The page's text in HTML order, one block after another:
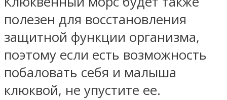
полезен для восстановления
защитной функции организма,
поэтому если есть возможность
побаловать себя и малыша
клюквой, не упустите ее.